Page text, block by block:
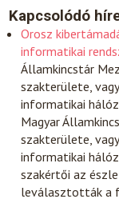
Kapcsolódó
Orosz
informatikai
Államkincstár
szakterülete,
informatikai
Magyar
szakterülete,
informatikai
szakértői az
leválasztották a